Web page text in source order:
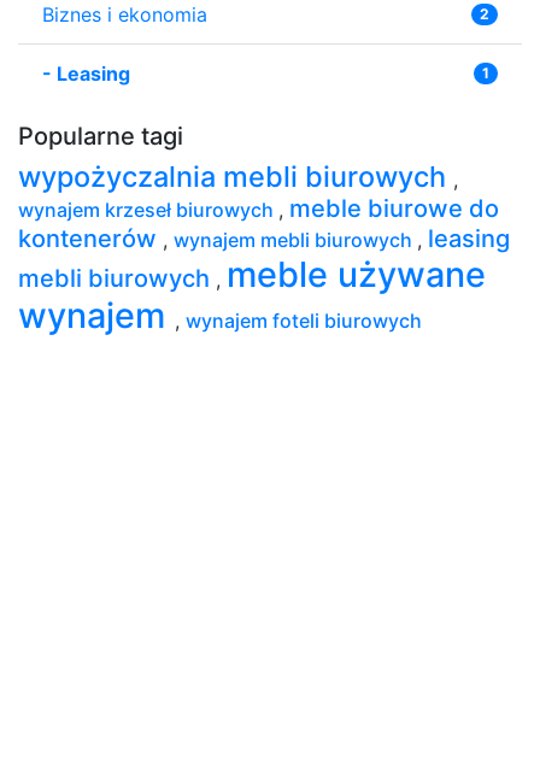
Biznes i ekonomia 2
- Leasing 1
Popularne tagi
wypożyczalnia mebli biurowych ,
wynajem krzeseł biurowych , meble biurowe do
kontenerów , wynajem mebli biurowych , leasing
mebli biurowych , meble używane
wynajem , wynajem foteli biurowych